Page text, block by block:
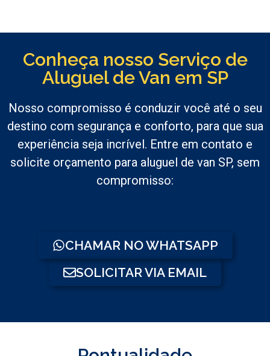
Conheça nosso Serviço de
Aluguel de Van em SP
Nosso compromisso é conduzir você até o seu
destino com segurança e conforto, para que sua
experiência seja incrível. Entre em contato e
solicite orçamento para aluguel de van SP, sem
compromisso:
CHAMAR NO WHATSAPP
SOLICITAR VIA EMAIL